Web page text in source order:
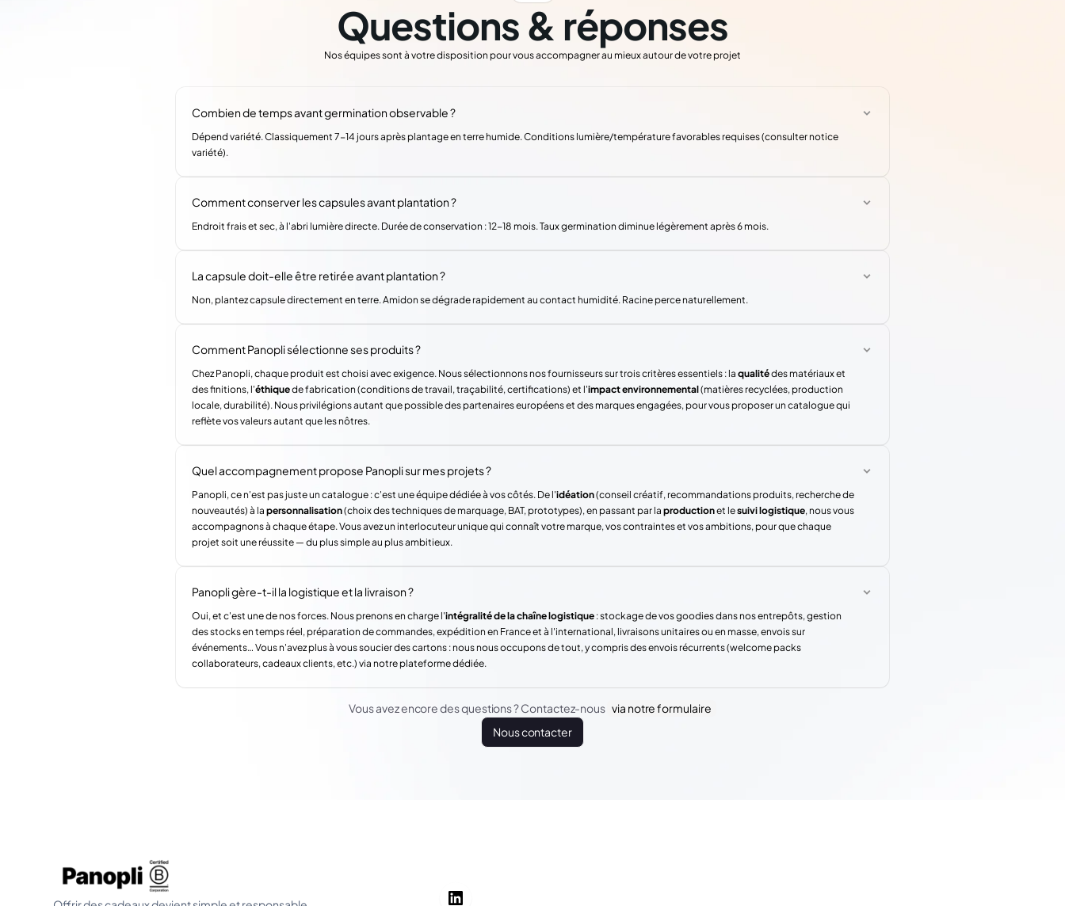
Questions & réponses
Nos équipes sont à votre disposition pour vous accompagner au mieux autour de votre projet
Combien de temps avant germination observable ?
Dépend variété. Classiquement 7-14 jours après plantage en terre humide. Conditions lumière/température favorables requises (consulter notice
variété).
Comment conserver les capsules avant plantation ?
Endroit frais et sec, à l'abri lumière directe. Durée de conservation : 12-18 mois. Taux germination diminue légèrement après 6 mois.
La capsule doit-elle être retirée avant plantation ?
Non, plantez capsule directement en terre. Amidon se dégrade rapidement au contact humidité. Racine perce naturellement.
Comment Panopli sélectionne ses produits ?
Chez Panopli, chaque produit est choisi avec exigence. Nous sélectionnons nos fournisseurs sur trois critères essentiels : la qualitédes matériaux et
des finitions, l'éthiquede fabrication (conditions de travail, traçabilité, certifications) et l'impact environnemental(matières recyclées, production
locale, durabilité). Nous privilégions autant que possible des partenaires européens et des marques engagées, pour vous proposer un catalogue qui
reflète vos valeurs autant que les nôtres.
Quel accompagnement propose Panopli sur mes projets ?
Panopli, ce n'est pas juste un catalogue : c'est une équipe dédiée à vos côtés. De l'idéation(conseil créatif, recommandations produits, recherche de
nouveautés) à la personnalisation(choix des techniques de marquage, BAT, prototypes), en passant par la productionet lesuivi logistique, nous vous
accompagnons à chaque étape. Vous avez un interlocuteur unique qui connaît votre marque, vos contraintes et vos ambitions, pour que chaque
projet soit une réussite — du plus simple au plus ambitieux.
Panopli gère-t-il la logistique et la livraison ?
Oui, et c'est une de nos forces. Nous prenons en charge l'intégralité de la chaîne logistique : stockage de vos goodies dans nos entrepôts, gestion
des stocks en temps réel, préparation de commandes, expédition en France et à l'international, livraisons unitaires ou en masse, envois sur
événements… Vous n'avez plus à vous soucier des cartons : nous nous occupons de tout, y compris des envois récurrents (welcome packs
collaborateurs, cadeaux clients, etc.) via notre plateforme dédiée.
Vous avez encore des questions ? Contactez-nous via notre formulaire
Nous contacter